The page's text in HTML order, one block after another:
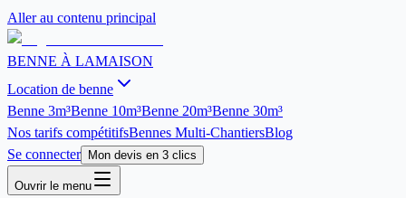
Aller au contenu principal
BENNE À LAMAISON
Location de benne
Benne 3m³Benne 10m³Benne 20m³Benne 30m³
Nos tarifs compétitifsBennes Multi-ChantiersBlog
Se connecter
Mon devis en 3 clics
Ouvrir le menu